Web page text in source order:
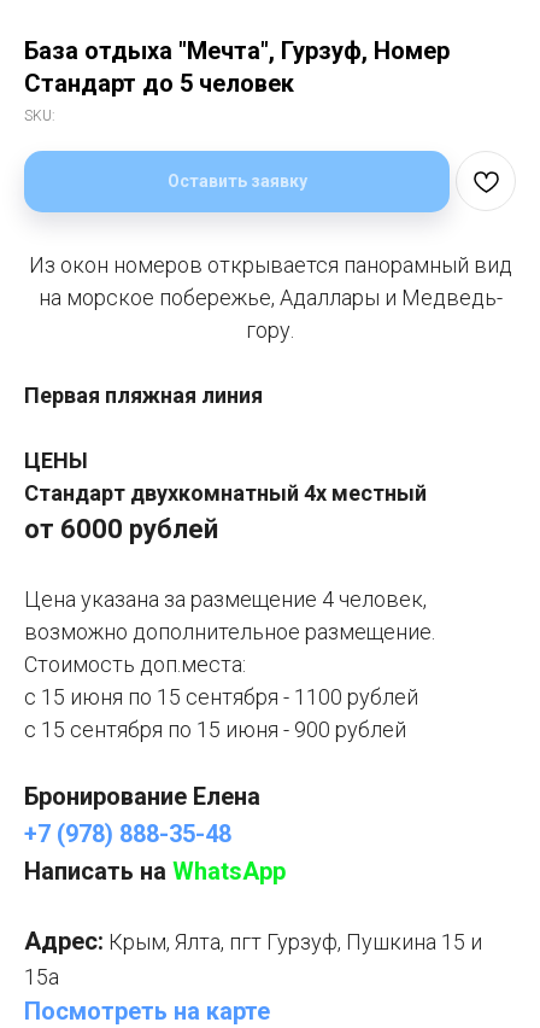
База отдыха "Мечта", Гурзуф, Номер
Стандарт до 5 человек
SKU:
Оставить заявку
Из окон номеров открывается панорамный вид
на морское побережье, Адаллары и Медведь-
гору.
Первая пляжная линия
ЦЕНЫ
Стандарт двухкомнатный 4х местный
от 6000 рублей
Цена указана за размещение 4 человек,
возможно дополнительное размещение.
Стоимость доп.места:
с 15 июня по 15 сентября - 1100 рублей
с 15 сентября по 15 июня - 900 рублей
Бронирование Елена
+7 (978) 888-35-48
Написать на WhatsApp
Адрес: Крым, Ялта, пгт Гурзуф, Пушкина 15 и
15а
Посмотреть на карте